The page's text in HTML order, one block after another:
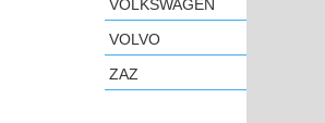
VOLKSWAGEN
VOLVO
ZAZ